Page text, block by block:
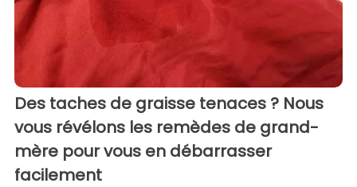
Des taches de graisse tenaces ? Nous
vous révélons les remèdes de grand-
mère pour vous en débarrasser
facilement